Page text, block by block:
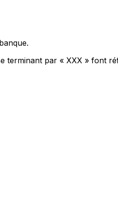
terminant par « XXX » font